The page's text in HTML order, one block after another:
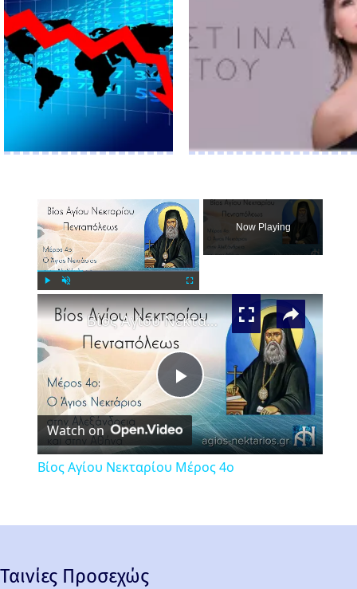
Now Playing
×
Play
Video
Βίος Αγίου Νεκταρίου Μέρος 4ο
Watch on
Βίος Αγίου Νεκταρίου Μέρος 4ο
Ταινίες Προσεχώς